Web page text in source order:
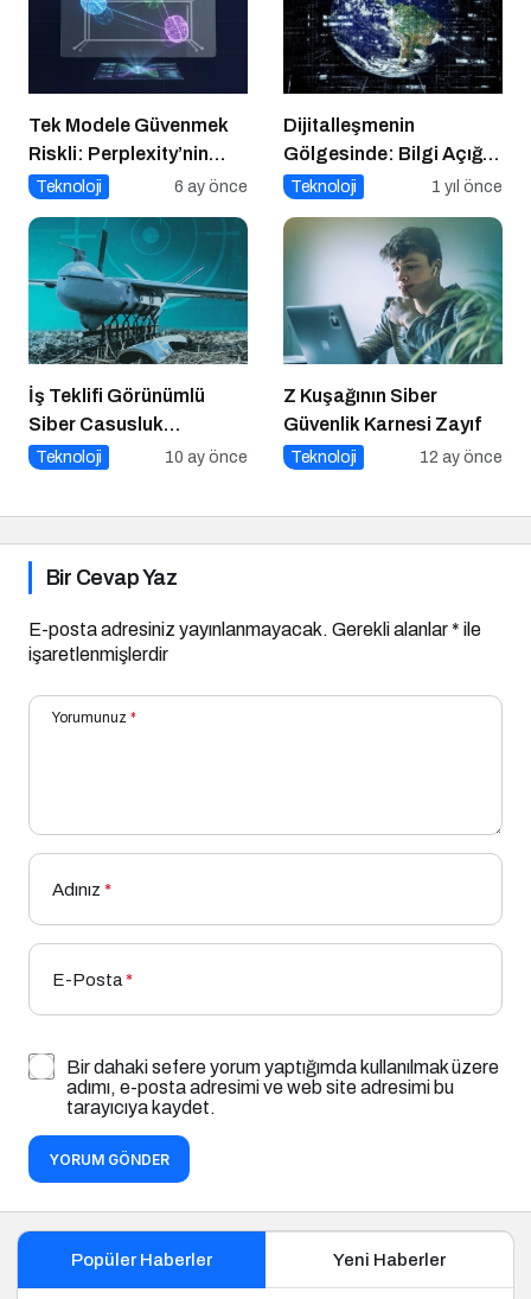
Tek Modele Güvenmek
Riskli: Perplexity’nin
“Model Council”
Stratejisi
Teknoloji 6 ay önce
Dijitalleşmenin
Gölgesinde: Bilgi Açığı
Büyüyor mu?
Teknoloji 1 yıl önce
İş Teklifi Görünümlü
Siber Casusluk
Operasyonu
Teknoloji 10 ay önce
Z Kuşağının Siber
Güvenlik Karnesi Zayıf
Teknoloji 12 ay önce
Bir Cevap Yaz
E-posta adresiniz yayınlanmayacak. Gerekli alanlar* ile
işaretlenmişlerdir
Yorumunuz *
Adınız *
E-Posta*
Bir dahaki sefere yorum yaptığımda kullanılmak üzere
adımı, e-posta adresimi ve web site adresimi bu
tarayıcıya kaydet.
YORUM GÖNDER
Popüler Haberler Yeni Haberler